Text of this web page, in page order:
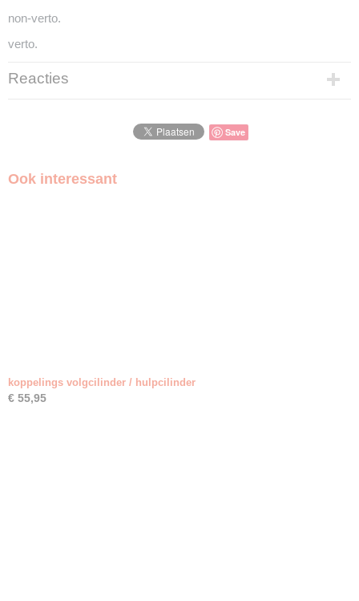
non-verto.
verto.
Reacties
Save
Ook interessant
koppelings volgcilinder / hulpcilinder
€ 55,95